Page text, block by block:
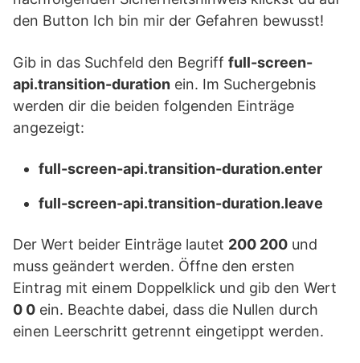
den Button Ich bin mir der Gefahren bewusst!
Gib in das Suchfeld den Begriff full-screen-
api.transition-duration ein. Im Suchergebnis
werden dir die beiden folgenden Einträge
angezeigt:
full-screen-api.transition-duration.enter
full-screen-api.transition-duration.leave
Der Wert beider Einträge lautet 200 200 und
muss geändert werden. Öffne den ersten
Eintrag mit einem Doppelklick und gib den Wert
0 0 ein. Beachte dabei, dass die Nullen durch
einen Leerschritt getrennt eingetippt werden.